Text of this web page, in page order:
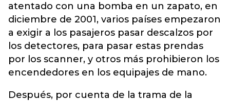
atentado con una bomba en un zapato, en
diciembre de 2001, varios países empezaron
a exigir a los pasajeros pasar descalzos por
los detectores, para pasar estas prendas
por los scanner, y otros más prohibieron los
encendedores en los equipajes de mano.
Después, por cuenta de la trama de la